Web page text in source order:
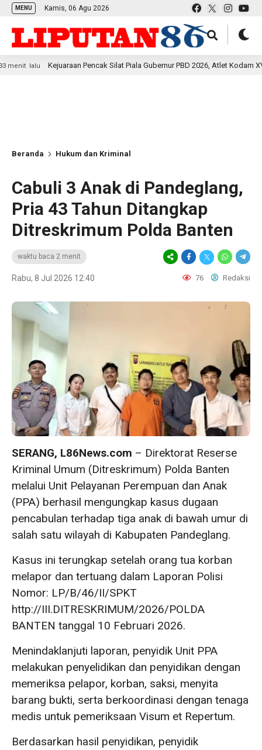
MENU Kamis, 06 Agu 2026
Kejuaraan Pencak Silat Piala Gubernur PBD 2026, Atlet Kodam XVIII
Beranda Hukum dan Kriminal
Cabuli 3 Anak di Pandeglang,
Pria 43 Tahun Ditangkap
Ditreskrimum Polda Banten
waktu baca 2 menit
Rabu, 8 Jul 2026 12:40 76 Redaksi
SERANG, L86News.com – Direktorat Reserse
Kriminal Umum (Ditreskrimum) Polda Banten
melalui Unit Pelayanan Perempuan dan Anak
(PPA) berhasil mengungkap kasus dugaan
pencabulan terhadap tiga anak di bawah umur di
salah satu wilayah di Kabupaten Pandeglang.
Kasus ini terungkap setelah orang tua korban
melapor dan tertuang dalam Laporan Polisi
Nomor: LP/B/46/II/SPKT
http://III.DITRESKRIMUM/2026/POLDA
BANTEN tanggal 10 Februari 2026.
Menindaklanjuti laporan, penyidik Unit PPA
melakukan penyelidikan dan penyidikan dengan
memeriksa pelapor, korban, saksi, menyita
barang bukti, serta berkoordinasi dengan tenaga
medis untuk pemeriksaan Visum et Repertum.
Berdasarkan hasil penyidikan, penyidik